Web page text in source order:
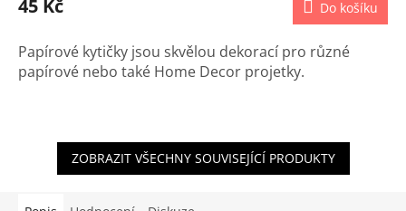
45 Kč Do košíku
Papírové kytičky jsou skvělou dekorací pro různé
papírové nebo také Home Decor projetky.
ZOBRAZIT VŠECHNY SOUVISEJÍCÍ PRODUKTY